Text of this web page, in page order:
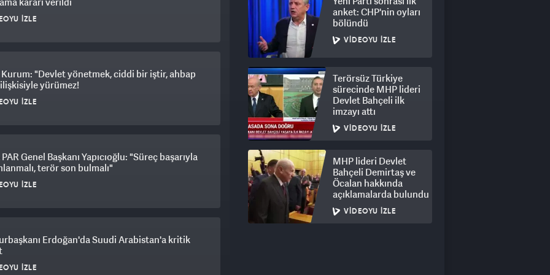
kimliği, kökeni, siyasi görüşü, mezhep ve meşrebi
vatan toprağında yaşayan herkes, devletimizin
yıllık devlet geleneğimiz, idari kabiliyet ve
prensibi etrafında şekillenmiştir. Şurası bir
hizmet etmektir. Vatandaşa layıkıyla hizmet
tüm idarecilerimizin asli vazifesidir. Yarın sizler,
temsil ederek farklı ilçelerimizde görev
İZLE
Kurum: "Devlet yönetmek, ciddi bir iştir, ahbap
yürümez!
İZLE
Genel Başkanı Yapıcıoğlu: "Süreç başarıyla
terör son bulmalı"
İZLE
Erdoğan'da Suudi Arabistan'a kritik
İZLE
anket: CHP'nin oyları
bölündü
VIDEOYU İZLE
Terörsüz Türkiye
sürecinde MHP lideri
Devlet Bahçeli ilk
imzayı attı
VIDEOYU İZLE
MHP lideri Devlet
Bahçeli Demirtaş ve
Öcalan hakkında
açıklamalarda bulundu
VIDEOYU İZLE